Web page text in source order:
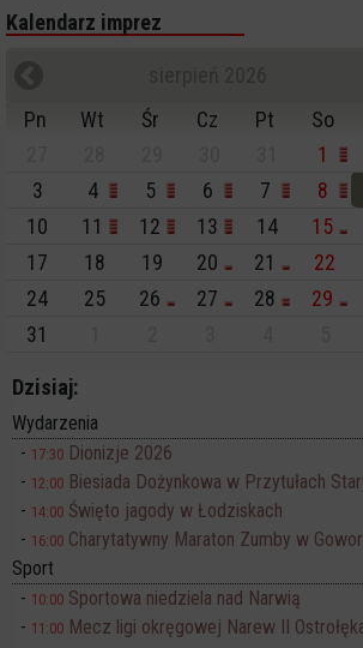
Kalendarz imprez
Pn
Wt Śr Cz Pt So
1
3
4 5 6 7 8
10
11 12 13 14 15
17
18 19 20 21 22
24
25 26 27 28 29
31
Dzisiaj:
Wydarzenia
17:30 Dionizje 2026
12:00 Biesiada Dożynkowa w Przytułach
14:00 Święto jagody w Łodziskach
16:00 Charytatywny Maraton Zumby w
Sport
10:00 Sportowa niedziela nad Narwią
11:00 Mecz ligi okręgowej Narew II